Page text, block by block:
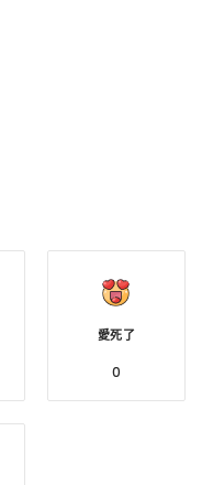
愛死了
0